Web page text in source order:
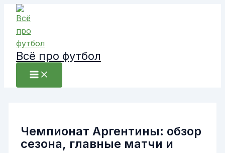
Перейти
содержимому
Всё про футбол
Чемпионат Аргентины: обзор
сезона, главные матчи и